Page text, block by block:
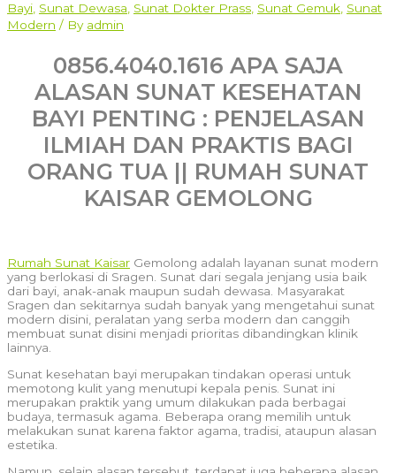
Bayi Sunat Dewasa Sunat Dokter Prass Sunat Gemuk Sunat
Modern / By admin
0856.4040.1616 APA SAJA
ALASAN SUNAT KESEHATAN
BAYI PENTING : PENJELASAN
ILMIAH DAN PRAKTIS BAGI
ORANG TUA || RUMAH SUNAT
KAISAR GEMOLONG
Rumah Sunat Kaisar Gemolong adalah layanan sunat modern
yang berlokasi di Sragen. Sunat dari segala jenjang usia baik
dari bayi, anak-anak maupun sudah dewasa. Masyarakat
Sragen dan sekitarnya sudah banyak yang mengetahui sunat
modern disini, peralatan yang serba modern dan canggih
membuat sunat disini menjadi prioritas dibandingkan klinik
lainnya.
Sunat kesehatan bayi merupakan tindakan operasi untuk
memotong kulit yang menutupi kepala penis. Sunat ini
merupakan praktik yang umum dilakukan pada berbagai
budaya, termasuk agama. Beberapa orang memilih untuk
melakukan sunat karena faktor agama, tradisi, ataupun alasan
estetika.